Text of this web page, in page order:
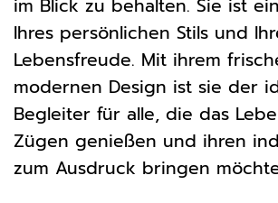
im Blick zu behalten. Sie ist
Ihres persönlichen Stils und
Lebensfreude. Mit ihrem
modernen Design ist sie der
Begleiter für alle, die das
Zügen genießen und ihren
zum Ausdruck bringen